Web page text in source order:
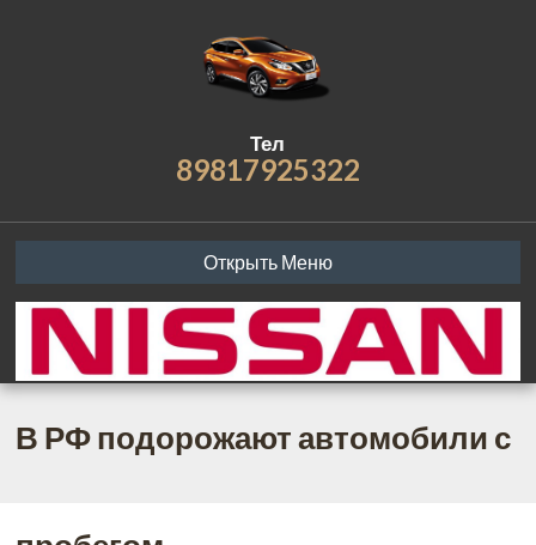
Тел
89817925322
Открыть Меню
В РФ подорожают автомобили с